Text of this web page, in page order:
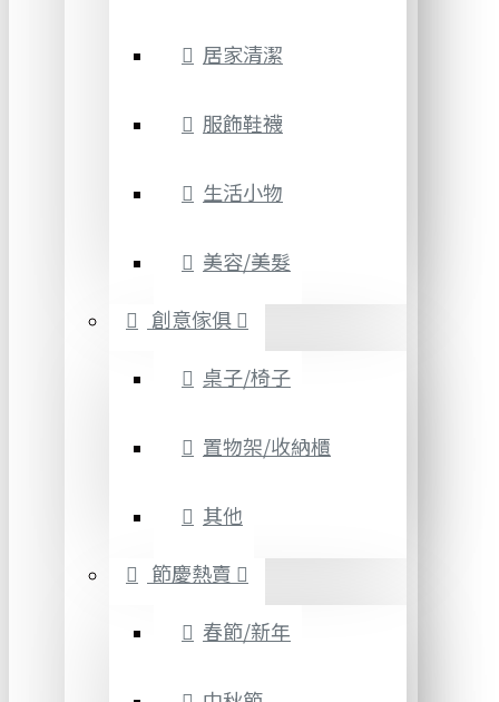
居家清潔
服飾鞋襪
生活小物
美容/美髮
創意傢俱
桌子/椅子
置物架/收納櫃
其他
節慶熱賣
春節/新年